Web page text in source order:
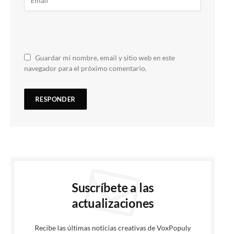
Guardar mi nombre, email y sitio web en este
navegador para el próximo comentario.
Suscríbete a las
actualizaciones
Recibe las últimas noticias creativas de VoxPopuly